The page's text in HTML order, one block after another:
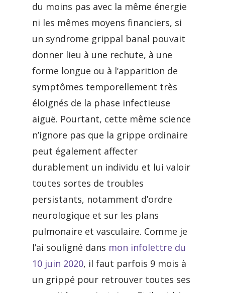
du moins pas avec la même énergie
ni les mêmes moyens financiers, si
un syndrome grippal banal pouvait
donner lieu à une rechute, à une
forme longue ou à l’apparition de
symptômes temporellement très
éloignés de la phase infectieuse
aiguë. Pourtant, cette même science
n’ignore pas que la grippe ordinaire
peut également affecter
durablement un individu et lui valoir
toutes sortes de troubles
persistants, notamment d’ordre
neurologique et sur les plans
pulmonaire et vasculaire. Comme je
l’ai souligné dans mon infolettre du
10 juin 2020, il faut parfois 9 mois à
un grippé pour retrouver toutes ses